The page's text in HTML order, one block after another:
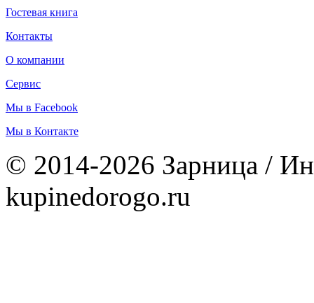
Гостевая книга
Контакты
О компании
Сервис
Мы в Facebook
Мы в Контакте
© 2014-2026 Зарница /
kupinedorogo.ru